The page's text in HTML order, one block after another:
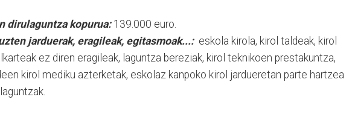
dirulaguntza kopurua:139.000 euro.
jarduerak, eragileak, egitasmoak...:eskola kirola, kirol taldeak, kirol
ez diren eragileak, laguntza bereziak, kirol teknikoen prestakuntza,
kirol mediku azterketak, eskolaz kanpoko kirol jardueretan parte hartzea